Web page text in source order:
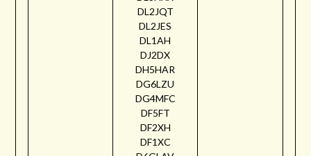
DL2JQT
DL2JES
DL1AH
DJ2DX
DH5HAR
DG6LZU
DG4MFC
DF5FT
DF2XH
DF1XC